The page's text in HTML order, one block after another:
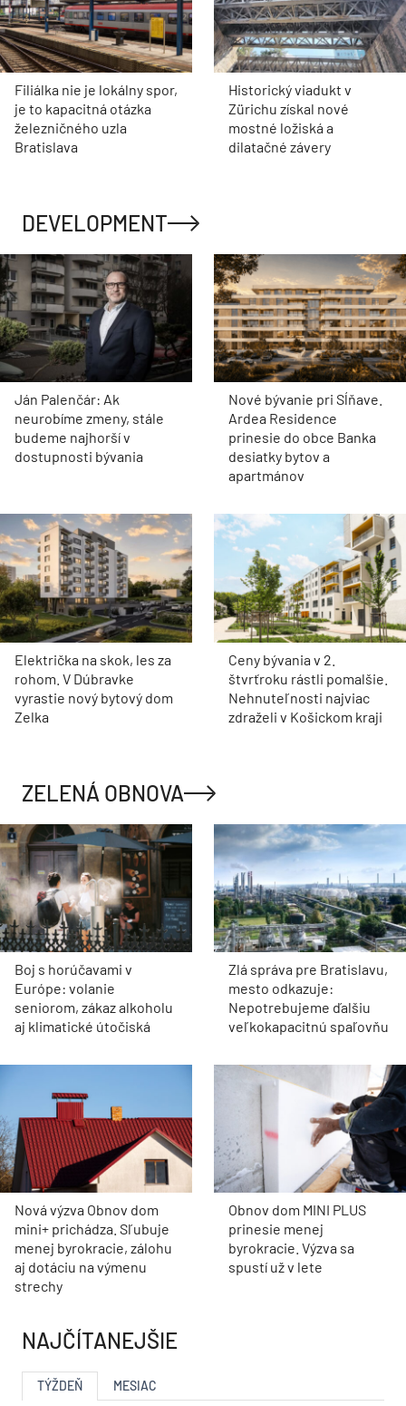
Filiálka nie je lokálny spor,
je to kapacitná otázka
železničného uzla
Bratislava
Historický viadukt v
Zürichu získal nové
mostné ložiská a
dilatačné závery
DEVELOPMENT
Ján Palenčár: Ak
neurobíme zmeny, stále
budeme najhorší v
dostupnosti bývania
Nové bývanie pri Sĺňave.
Ardea Residence
prinesie do obce Banka
desiatky bytov a
apartmánov
Električka na skok, les za
rohom. V Dúbravke
vyrastie nový bytový dom
Zelka
Ceny bývania v 2.
štvrťroku rástli pomalšie.
Nehnuteľnosti najviac
zdraželi v Košickom kraji
ZELENÁ OBNOVA
Boj s horúčavami v
Európe: volanie
seniorom, zákaz alkoholu
aj klimatické útočiská
Zlá správa pre Bratislavu,
mesto odkazuje:
Nepotrebujeme ďalšiu
veľkokapacitnú spaľovňu
Nová výzva Obnov dom
mini+ prichádza. Sľubuje
menej byrokracie, zálohu
aj dotáciu na výmenu
strechy
Obnov dom MINI PLUS
prinesie menej
byrokracie. Výzva sa
spustí už v lete
NAJČÍTANEJŠIE
TÝŽDEŇ MESIAC